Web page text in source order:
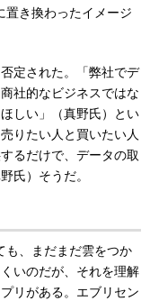
置き換わったイメージ
定された。「弊社でデ
社的なビジネスではな
しい」（真野氏）とい
りたい人と買いたい人
るだけで、データの取
氏）そうだ。
、まだまだ雲をつか
いのだが、それを理解
リがある。エブリセン